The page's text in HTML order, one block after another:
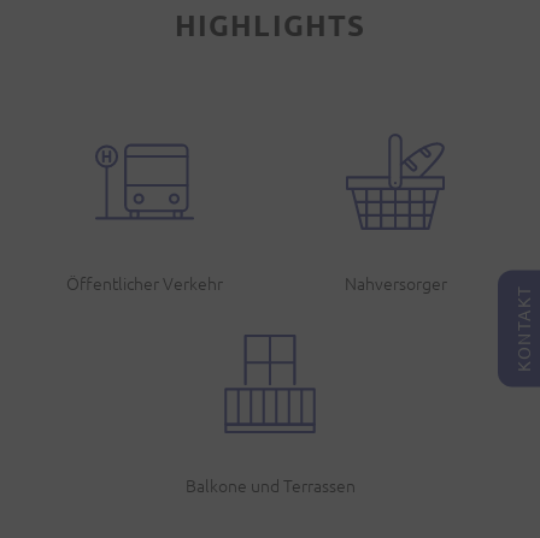
HIGHLIGHTS
Öffentlicher Verkehr Nahversorger
Balkone und Terrassen
KONTAKT